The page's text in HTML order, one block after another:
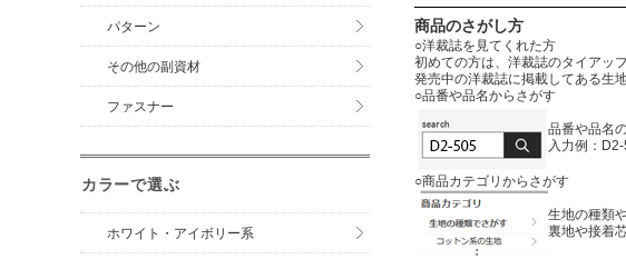
商品のさがし方
○洋裁誌を見てくれた方
初めての方は、洋裁誌のタイアッ
発売中の洋裁誌に掲載してある生
○品番や品名からさがす
品番や品名
入力例：
○商品カテゴリからさがす
生地の種類
裏地や接着
パターン
その他の副資材
ファスナー
カラーで選ぶ
ホワイト・アイボリー系